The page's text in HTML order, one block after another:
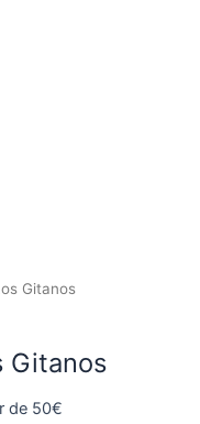
Gitanos
Gitanos
de 50€